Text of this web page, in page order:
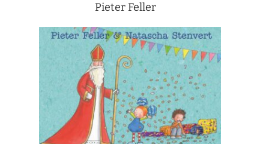
Pieter Feller